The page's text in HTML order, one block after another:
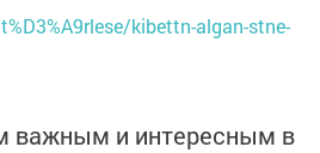
kibettn-algan-stne-
важным и интересным в